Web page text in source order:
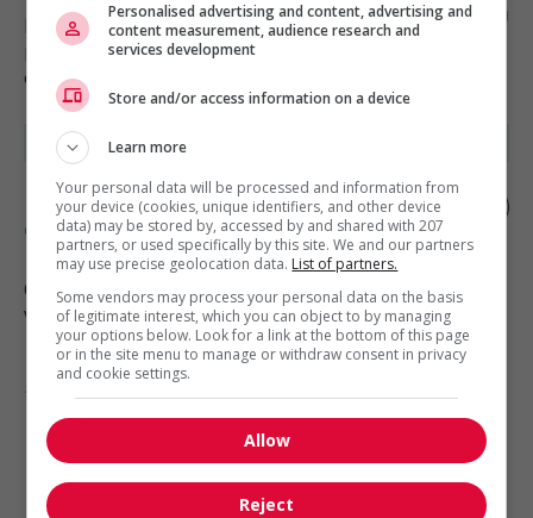
Lévis, QC
Restauration, hôtellerie, tourisme
et loisirs
Démonstrateur(trice) de produits en
épicerie
Québec, QC
Vente, achat et service à la clientèle
1 - 4 de 4 résultats
1
Personalised advertising and content, advertising and
content measurement, audience research and
services development
Store and/or access information on a device
Learn more
Your personal data will be processed and information from
your device (cookies, unique identifiers, and other device
data) may be stored by, accessed by and shared with 207
partners, or used specifically by this site. We and our partners
may use precise geolocation data. List of partners.
Some vendors may process your personal data on the basis
of legitimate interest, which you can object to by managing
your options below. Look for a link at the bottom of this page
or in the site menu to manage or withdraw consent in privacy
and cookie settings.
Allow
Reject